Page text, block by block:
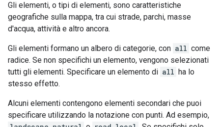
Gli elementi, o tipi di elementi, sono caratteristiche
geografiche sulla mappa, tra cui strade, parchi, masse
d'acqua, attività e altro ancora.
Gli elementi formano un albero di categorie, con all come
radice. Se non specifichi un elemento, vengono selezionati
tutti gli elementi. Specificare un elemento di all ha lo
stesso effetto.
Alcuni elementi contengono elementi secondari che puoi
specificare utilizzando la notazione con punti. Ad esempio,